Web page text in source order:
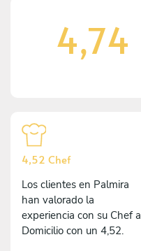
4,74
4,52 Chef
Los clientes en Palmira
han valorado la
experiencia con su Chef a
Domicilio con un 4,52.